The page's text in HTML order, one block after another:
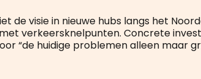
de visie in nieuwe hubs langs het
verkeersknelpunten. Concrete
“de huidige problemen alleen maar